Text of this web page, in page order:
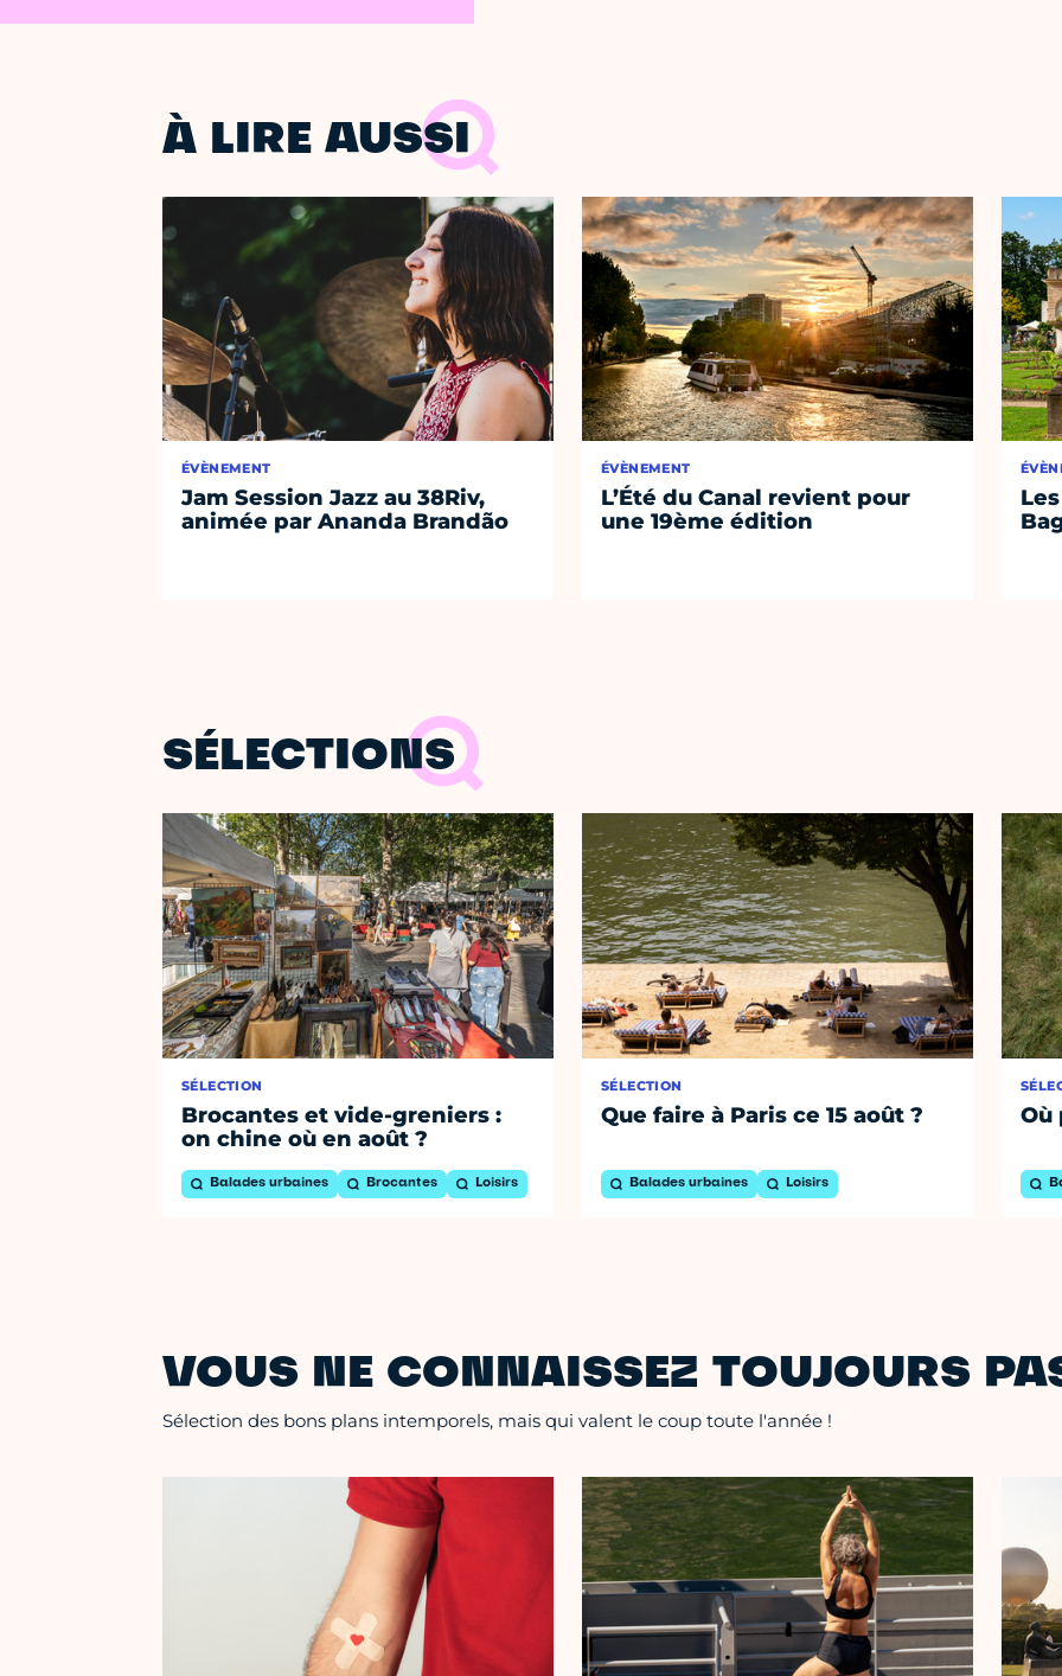
À LIRE AUSSI
ÉVÈNEMENT
Jam Session Jazz au 38Riv,
animée par Ananda Brandão
ÉVÈNEMENT
L’Été du Canal revient pour
une 19ème édition
SÉLECTIONS
SÉLECTION
Brocantes et vide-greniers :
on chine où en août ?
Balades urbaines Brocantes Loisirs
SÉLECTION
Que faire à Paris ce 15 août ?
Balades urbaines Loisirs
Où
VOUS NE CONNAISSEZ TOUJOURS
Sélection des bons plans intemporels, mais qui valent le coup toute l'année !